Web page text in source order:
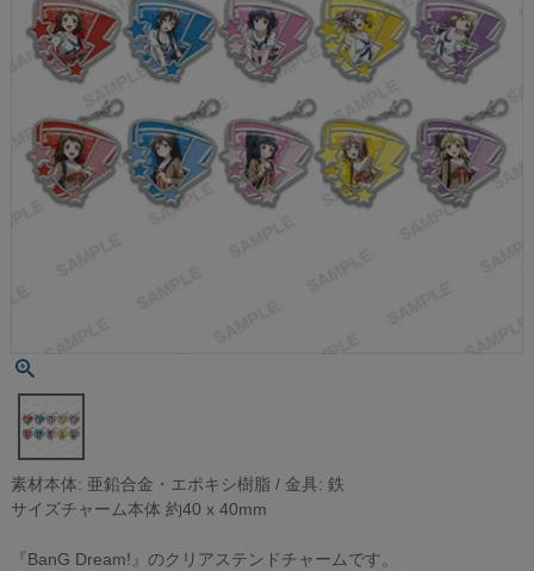
素材本体: 亜鉛合金・エポキシ樹脂 / 金具: 鉄
サイズチャーム本体 約40 x 40mm
『BanG Dream!』のクリアステンドチャームです。